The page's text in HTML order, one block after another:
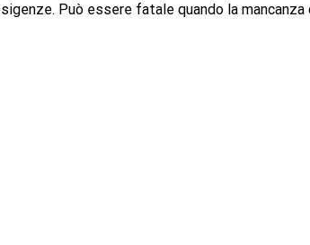
Può essere fatale quando la mancanza